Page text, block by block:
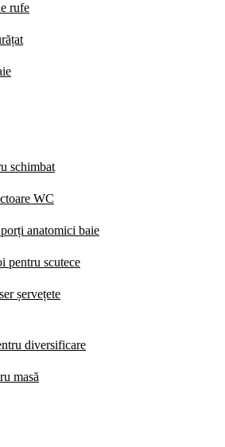
rufe
schimbat
WC
anatomici baie
pentru scutece
șervețete
diversificare
masă